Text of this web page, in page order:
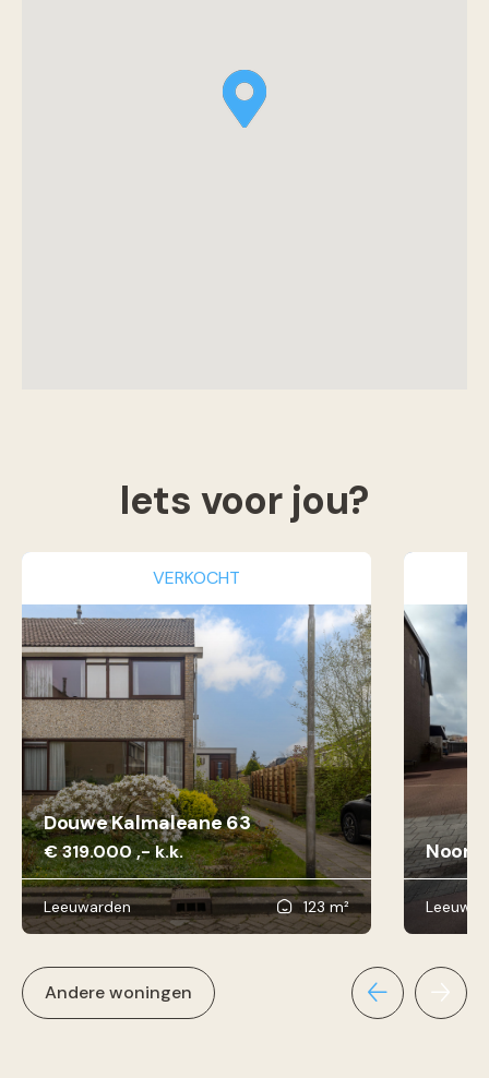
Iets voor jou?
VERKOCHT
Douwe Kalmaleane 63
€ 319.000 ,- k.k.
Leeuwarden 123 m²
Andere woningen